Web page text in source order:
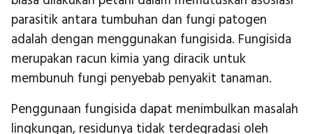
parasitik antara tumbuhan dan fungi patogen
adalah dengan menggunakan fungisida. Fungisida
merupakan racun kimia yang diracik untuk
membunuh fungi penyebab penyakit tanaman.
Penggunaan fungisida dapat menimbulkan masalah
lingkungan, residunya tidak terdegradasi oleh